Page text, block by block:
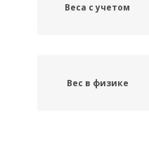
Веса с учетом
Вес в физике